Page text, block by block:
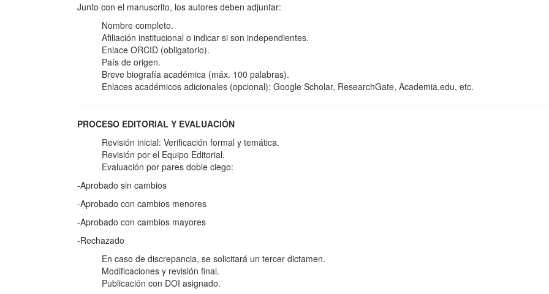
Junto con el manuscrito, los autores deben adjuntar:
Nombre completo.
Afiliación institucional o indicar si son independientes.
Enlace ORCID (obligatorio).
País de origen.
Breve biografía académica (máx. 100 palabras).
Enlaces académicos adicionales (opcional): Google Scholar, ResearchGate, Academia.edu, etc.
PROCESO EDITORIAL Y EVALUACIÓN
Revisión inicial: Verificación formal y temática.
Revisión por el Equipo Editorial.
Evaluación por pares doble ciego:
-Aprobado sin cambios
-Aprobado con cambios menores
-Aprobado con cambios mayores
-Rechazado
En caso de discrepancia, se solicitará un tercer dictamen.
Modificaciones y revisión final.
Publicación con DOI asignado.